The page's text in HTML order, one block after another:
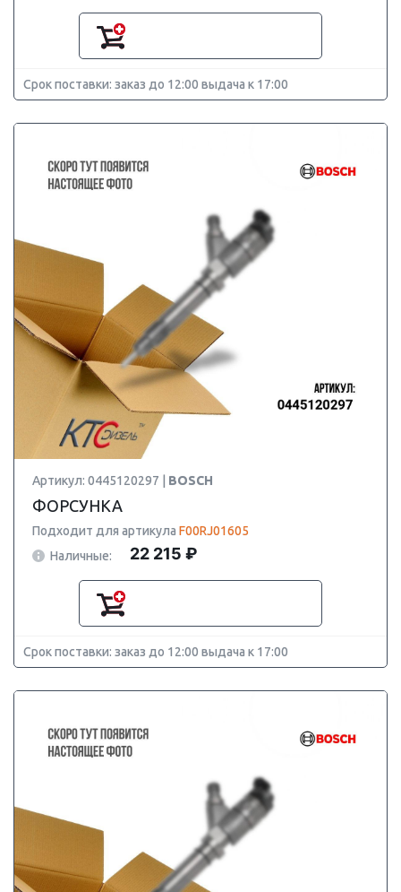
Срок поставки: заказ до 12:00 выдача к 17:00
Артикул: 0445120297 | BOSCH
ФОРСУНКА
Подходит для артикула F00RJ01605
Наличные:
22 215 ₽
Срок поставки: заказ до 12:00 выдача к 17:00